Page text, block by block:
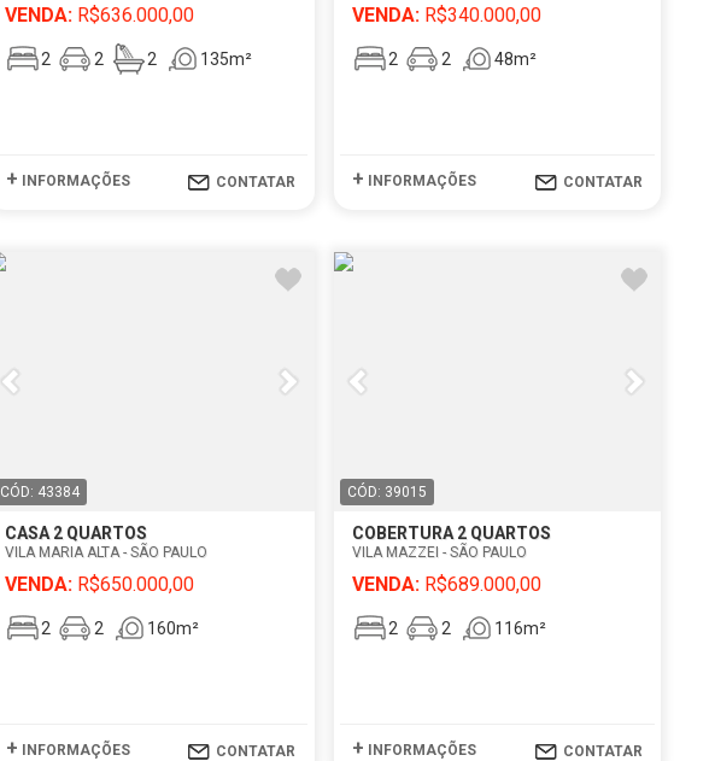
VENDA: R$636.000,00
2 2 2 135m²
+ INFORMAÇÕES CONTATAR
VENDA:R$340.000,00
2 2 48m²
+ INFORMAÇÕES CONTATAR
CÓD: 43384
CASA 2 QUARTOS
VILA MARIA ALTA - SÃO PAULO
VENDA: R$650.000,00
2 2 160m²
+ INFORMAÇÕES CONTATAR
CÓD: 39015
COBERTURA 2 QUARTOS
VILA MAZZEI - SÃO PAULO
VENDA:R$689.000,00
2 2 116m²
+ INFORMAÇÕES CONTATAR